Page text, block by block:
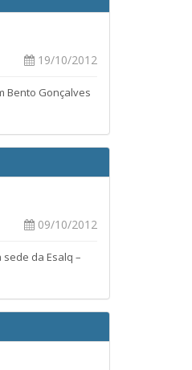
19/10/2012
Bento Gonçalves
09/10/2012
da Esalq –